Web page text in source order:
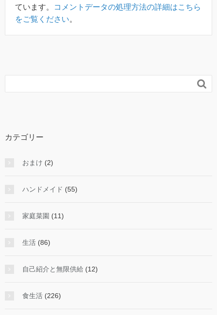
ています。
コメントデータの処理方法の詳細はこちら
をご覧ください。

カテゴリー
おまけ (2)
ハンドメイド (55)
家庭菜園 (11)
生活 (86)
自己紹介と無限供給 (12)
食生活 (226)